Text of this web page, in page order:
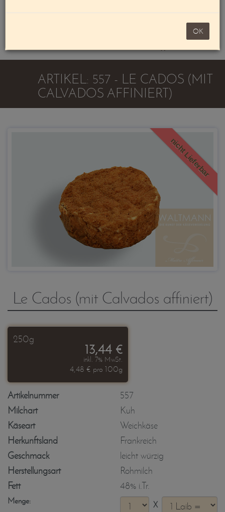
noch 100,00 €
Warenkorb
OK
ARTIKEL: 557 - LE CADOS (MIT
CALVADOS AFFINIERT)
nicht Lieferbar
Le Cados (mit Calvados affiniert)
250g
13,44 €
inkl. 7% MwSt.
4,48 € pro 100g
Artikelnummer
557
Milchart
Kuh
Käseart
Weichkäse
Herkunftsland
Frankreich
Geschmack
leicht würzig
Herstellungsart
Rohmilch
Fett
48% i.Tr.
Menge: X